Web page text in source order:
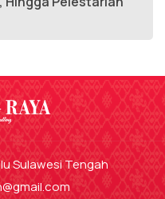
Sulawesi Tengah